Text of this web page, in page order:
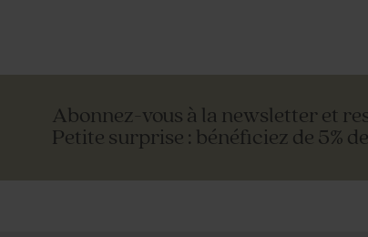
Abonnez-vous à la newsletter et
Petite surprise : bénéficiez de 5%